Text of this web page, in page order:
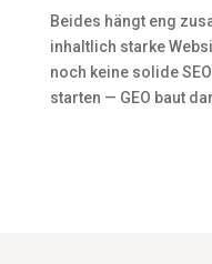
Beides hängt eng
inhaltlich starke
noch keine solide
starten — GEO baut